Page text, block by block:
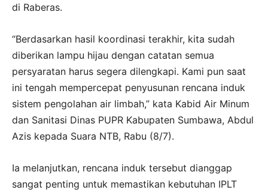
di Raberas.
“Berdasarkan hasil koordinasi terakhir, kita sudah
diberikan lampu hijau dengan catatan semua
persyaratan harus segera dilengkapi. Kami pun saat
ini tengah mempercepat penyusunan rencana induk
sistem pengolahan air limbah,” kata Kabid Air Minum
dan Sanitasi Dinas PUPR Kabupaten Sumbawa, Abdul
Azis kepada Suara NTB, Rabu (8/7).
Ia melanjutkan, rencana induk tersebut dianggap
sangat penting untuk memastikan kebutuhan IPLT